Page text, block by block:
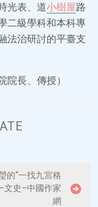
光表、道小樹屋路
二級學科和本科專
法治研討的平臺支
院長、傳授）
的“一找九宮格
文史–中國作家
網